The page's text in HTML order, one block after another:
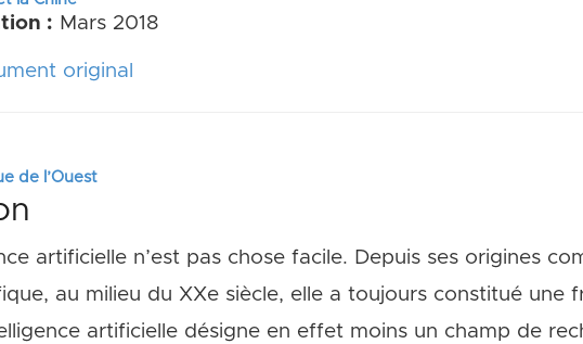
de l’Ouest
: Mars 2018
original
artificielle n’est pas chose facile. Depuis ses origines
au milieu du XXe siècle, elle a toujours constitué une
artificielle désigne en effet moins un champ de